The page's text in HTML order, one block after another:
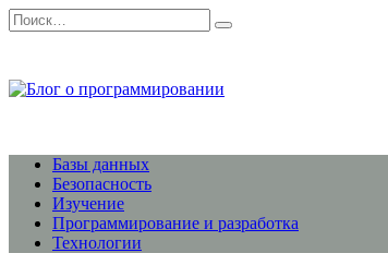
Перейти
к
Search
for:
Базы данных
Безопасность
Изучение
Программирование и разработка
Технологии